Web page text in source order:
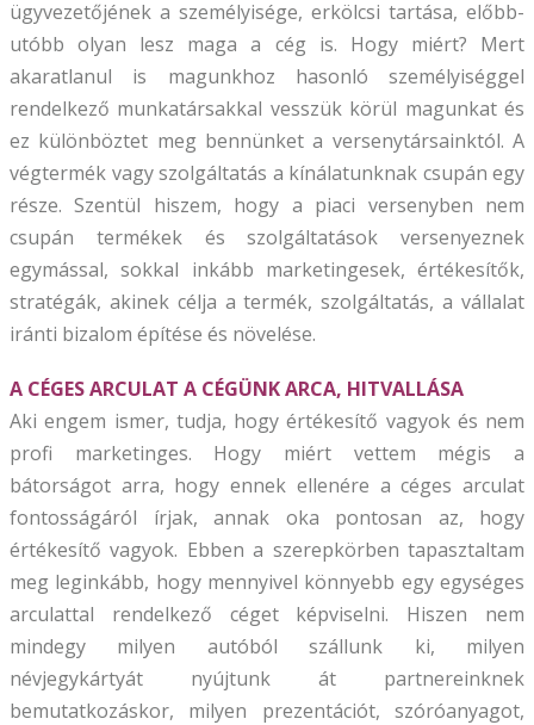
ügyvezetőjének a személyisége, erkölcsi tartása, előbb-
utóbb olyan lesz maga a cég is. Hogy miért? Mert
akaratlanul is magunkhoz hasonló személyiséggel
rendelkező munkatársakkal vesszük körül magunkat és
ez különböztet meg bennünket a versenytársainktól. A
végtermék vagy szolgáltatás a kínálatunknak csupán egy
része. Szentül hiszem, hogy a piaci versenyben nem
csupán termékek és szolgáltatások versenyeznek
egymással, sokkal inkább marketingesek, értékesítők,
stratégák, akinek célja a termék, szolgáltatás, a vállalat
iránti bizalom építése és növelése.
A CÉGES ARCULAT A CÉGÜNK ARCA, HITVALLÁSA
Aki engem ismer, tudja, hogy értékesítő vagyok és nem
profi marketinges. Hogy miért vettem mégis a
bátorságot arra, hogy ennek ellenére a céges arculat
fontosságáról írjak, annak oka pontosan az, hogy
értékesítő vagyok. Ebben a szerepkörben tapasztaltam
meg leginkább, hogy mennyivel könnyebb egy egységes
arculattal rendelkező céget képviselni. Hiszen nem
mindegy milyen autóból szállunk ki, milyen
névjegykártyát nyújtunk át partnereinknek
bemutatkozáskor, milyen prezentációt, szóróanyagot,